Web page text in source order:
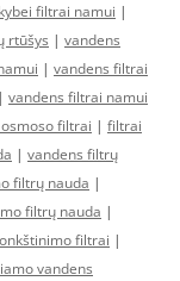
filtrai namui |
rtūšys | vandens
| vandens filtrai
| vandens filtrai namui
filtrai | filtrai
| vandens filtrų
filtrų nauda |
filtrų nauda |
filtrai |
vandens